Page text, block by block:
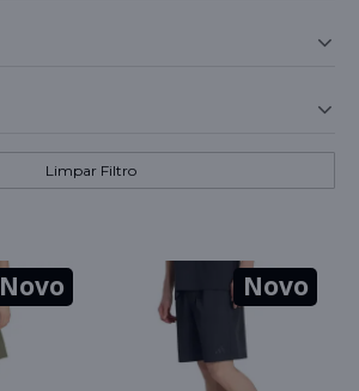
Limpar Filtro
Novo Novo